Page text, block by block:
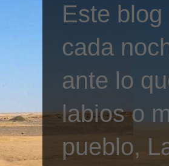
Este
cada
ante lo
labios o
pueblo,